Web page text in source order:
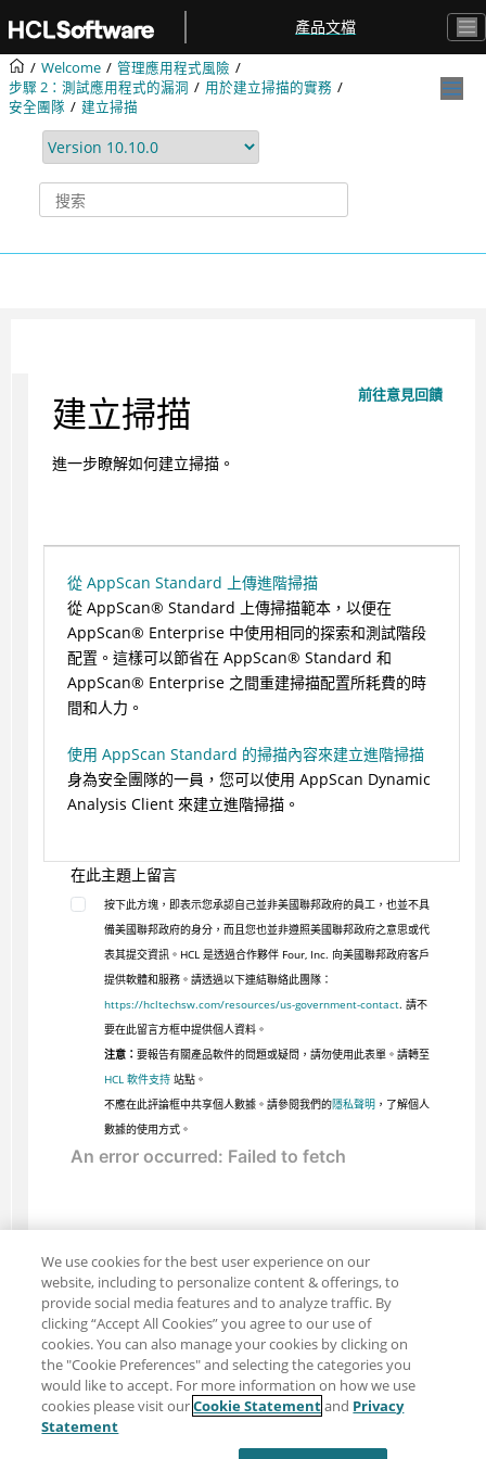
產品文檔
Welcome
管理應用程式風險
步驟 2：測試應用程式的漏洞
用於建立掃描的實務
安全團隊
建立掃描
前往意見回饋
建立掃描
進一步瞭解如何建立掃描。
從 AppScan Standard 上傳進階掃描
從 AppScan® Standard 上傳掃描範本，以便在
AppScan® Enterprise 中使用相同的探索和測試階段
配置。這樣可以節省在 AppScan® Standard 和
AppScan® Enterprise 之間重建掃描配置所耗費的時
間和人力。
使用 AppScan Standard 的掃描內容來建立進階掃描
身為安全團隊的一員，您可以使用 AppScan Dynamic
Analysis Client 來建立進階掃描。
在此主題上留言
按下此方塊，即表示您承認自己並非美國聯邦政府的員工，也並不具
備美國聯邦政府的身分，而且您也並非遵照美國聯邦政府之意思或代
表其提交資訊。HCL 是透過合作夥伴 Four, Inc. 向美國聯邦政府客戶
提供軟體和服務。請透過以下連結聯絡此團隊：
https://hcltechsw.com/resources/us-government-contact. 請不
要在此留言方框中提供個人資料。
注意： 要報告有關產品軟件的問題或疑問，請勿使用此表單。請轉至
HCL 軟件支持站點。
不應在此評論框中共享個人數據。請參閱我們的隱私聲明 ，了解個人
數據的使用方式。
分享：電子郵件
推特
使用條款
We use cookies for the best user experience on our
website, including to personalize content & offerings, to
provide social media features and to analyze traffic. By
clicking “Accept All Cookies” you agree to our use of
cookies. You can also manage your cookies by clicking on
the "Cookie Preferences" and selecting the categories you
would like to accept. For more information on how we use
cookies please visit ourCookie Statementand Privacy
Statement